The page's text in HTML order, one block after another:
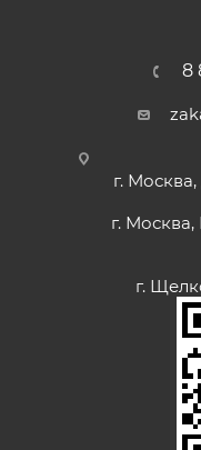
8
г.
г. Москва,
г.